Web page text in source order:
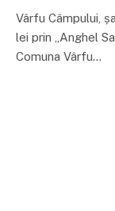
Vârfu Câmpului,
lei prin „Anghel
Comuna Vârfu…